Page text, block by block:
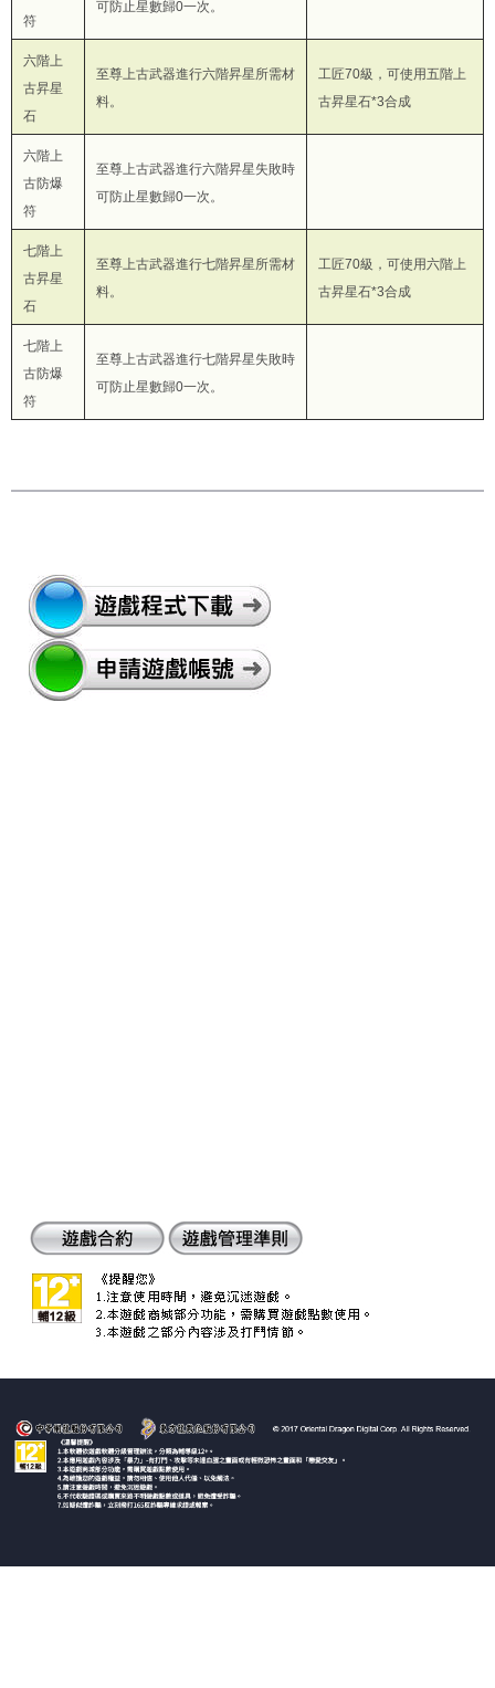
符
可防止星數歸0一次。
六階上
古昇星
石
至尊上古武器進行六階昇星所需材
料。
工匠70級，可使用五階上
古昇星石*3合成
六階上
古防爆
符
至尊上古武器進行六階昇星失敗時
可防止星數歸0一次。
七階上
古昇星
石
至尊上古武器進行七階昇星所需材
料。
工匠70級，可使用六階上
古昇星石*3合成
七階上
古防爆
符
至尊上古武器進行七階昇星失敗時
可防止星數歸0一次。